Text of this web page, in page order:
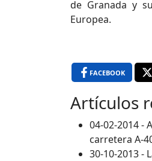
de Granada y
Europea.
FACEBOOK
Artículos
04-02-2014 -
carretera A-
30-10-2013 -